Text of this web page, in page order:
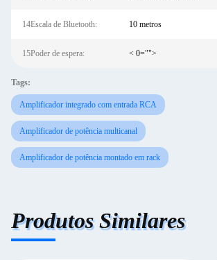
14Escala de Bluetooth: 10 metros
15Poder de espera: < 0="">
Tags:
Amplificador integrado com entrada RCA
Amplificador de potência multicanal
Amplificador de potência montado em rack
Produtos Similares